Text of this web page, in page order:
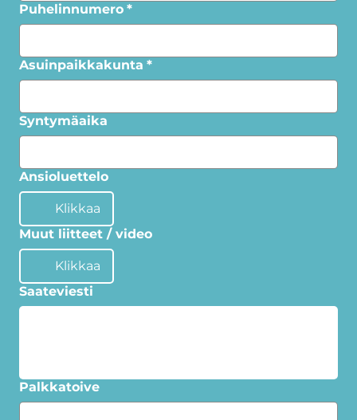
Puhelinnumero *
Asuinpaikkakunta *
Syntymäaika
Ansioluettelo
Klikkaa
Muut liitteet / video
Klikkaa
Saateviesti
Palkkatoive